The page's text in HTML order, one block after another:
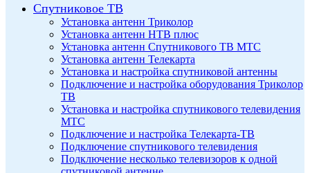
Спутниковое ТВ
Установка антенн Триколор
Установка антенн НТВ плюс
Установка антенн Спутникового ТВ МТС
Установка антенн Телекарта
Установка и настройка спутниковой антенны
Подключение и настройка оборудования Триколор
ТВ
Установка и настройка спутникового телевидения
МТС
Подключение и настройка Телекарта-ТВ
Подключение спутникового телевидения
Подключение несколько телевизоров к одной